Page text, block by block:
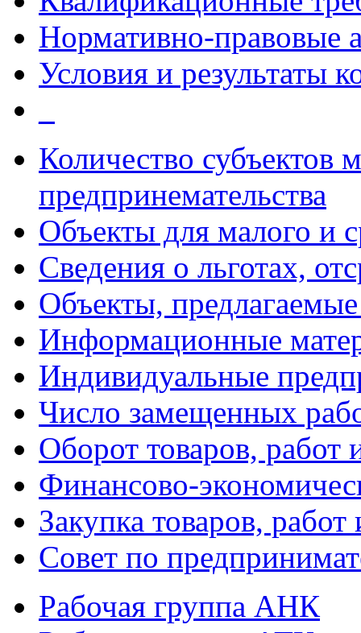
Нормативно-правовые
Условия и результаты
Количество субъектов
предпринемательства
Объекты для малого и
Сведения о льготах,
Объекты,
Информационные
Индивидуальные
Число замещенных
Оборот товаров, работ
Финансово-
Закупка товаров, работ
Совет по
Рабочая группа АНК